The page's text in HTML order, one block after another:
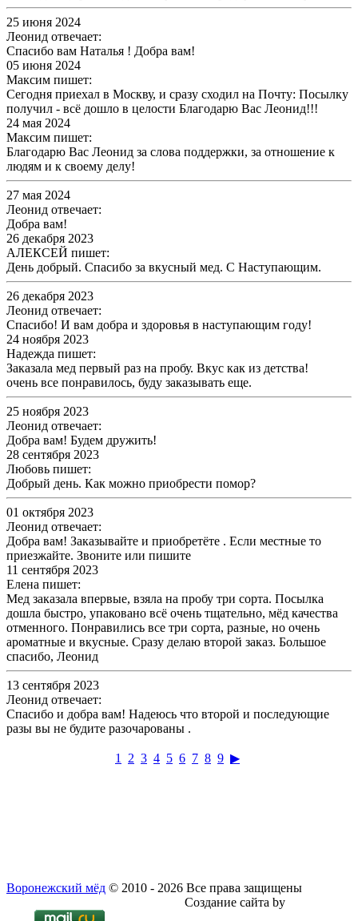
25 июня 2024
Леонид отвечает:
Спасибо вам Наталья ! Добра вам!
05 июня 2024
Максим пишет:
Сегодня приехал в Москву, и сразу сходил на Почту: Посылку
получил - всё дошло в целости Благодарю Вас Леонид!!!
24 мая 2024
Максим пишет:
Благодарю Вас Леонид за слова поддержки, за отношение к
людям и к своему делу!
27 мая 2024
Леонид отвечает:
Добра вам!
26 декабря 2023
АЛЕКСЕЙ пишет:
День добрый. Спасибо за вкусный мед. С Наступающим.
26 декабря 2023
Леонид отвечает:
Спасибо! И вам добра и здоровья в наступающим году!
24 ноября 2023
Надежда пишет:
Заказала мед первый раз на пробу. Вкус как из детства!
очень все понравилось, буду заказывать еще.
25 ноября 2023
Леонид отвечает:
Добра вам! Будем дружить!
28 сентября 2023
Любовь пишет:
Добрый день. Как можно приобрести помор?
01 октября 2023
Леонид отвечает:
Добра вам! Заказывайте и приобретёте . Если местные то
приезжайте. Звоните или пишите
11 сентября 2023
Елена пишет:
Мед заказала впервые, взяла на пробу три сорта. Посылка
дошла быстро, упаковано всё очень тщательно, мёд качества
отменного. Понравились все три сорта, разные, но очень
ароматные и вкусные. Сразу делаю второй заказ. Большое
спасибо, Леонид
13 сентября 2023
Леонид отвечает:
Спасибо и добра вам! Надеюсь что второй и последующие
разы вы не будите разочарованы .
1 2 3 4 5 6 7 8 9 ▶
Воронежский мёд © 2010 - 2026 Все права защищены
Создание сайта by